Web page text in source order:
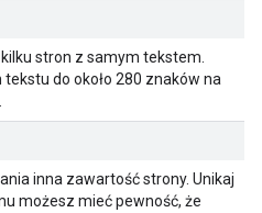
stron z samym tekstem.
do około 280 znaków na
inna zawartość strony. Unikaj
możesz mieć pewność, że